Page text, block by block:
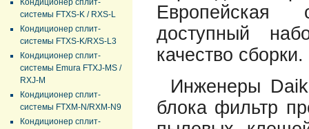
Кондиционер сплит-
системы FTXS-K / RXS-L
Кондиционер сплит-
системы FTXS-K/RXS-L3
Кондиционер сплит-
системы Emura FTXJ-MS /
RXJ-M
Кондиционер сплит-
системы FTXM-N/RXM-N9
Кондиционер сплит-
Европейская
доступный
качество сборки.
Инженеры
блока фильтр